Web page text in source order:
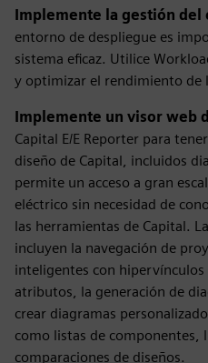
Implemente la gestión del
entorno de despliegue es
sistema eficaz. Utilice
y optimizar el rendimiento de
Implemente un visor web
Capital E/E Reporter para
diseño de Capital, incluidos
permite un acceso a gran
eléctrico sin necesidad de
las herramientas de Capital.
incluyen la navegación de
inteligentes con hipervínculos
atributos, la generación de
crear diagramas
como listas de componentes,
comparaciones de diseños.